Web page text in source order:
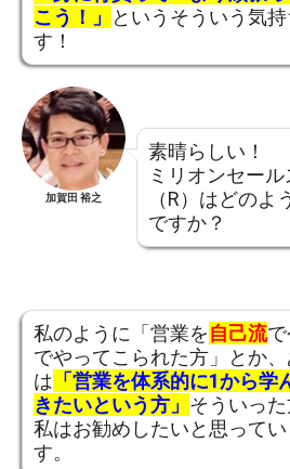
こう！」
というそういう気
す！
加賀田 裕之
素晴らしい！
ミリオンセー
（R）はどの
ですか？
私のように「営業を自己流で
でやってこられた方」とか、
は 「営業を体系的に1から学
きたいという方」 そういった
私はお勧めしたいと思ってい
す。